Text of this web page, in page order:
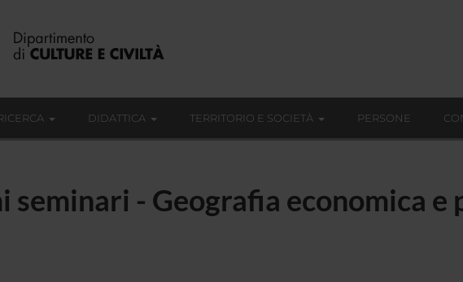
DIDATTICA TERRITORIO E SOCIETÀ PERSONE
seminari - Geografia economica e